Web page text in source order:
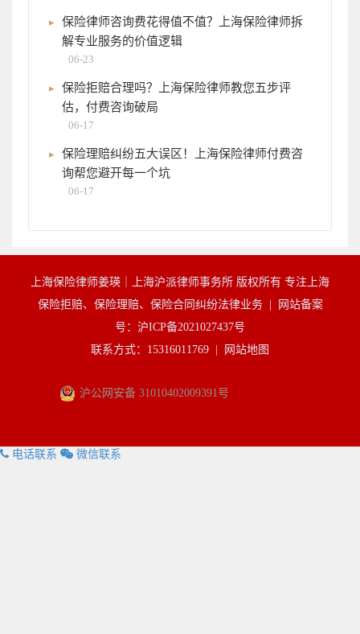
保险律师咨询费花得值不值？上海保险律师拆
解专业服务的价值逻辑
06-23
保险拒赔合理吗？上海保险律师教您五步评
估，付费咨询破局
06-17
保险理赔纠纷五大误区！上海保险律师付费咨
询帮您避开每一个坑
06-17
上海保险律师姜瑛｜上海沪派律师事务所 版权所有 专注上海
保险拒赔、保险理赔、保险合同纠纷法律业务 |
网站备案
号：沪ICP备2021027437号
联系方式：15316011769 |
网站地图
沪公网安备 31010402009391号
电话联系 微信联系